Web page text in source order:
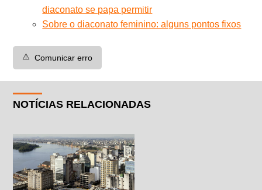
diaconato se papa permitir
Sobre o diaconato feminino: alguns pontos fixos
⚠️ Comunicar erro
NOTÍCIAS RELACIONADAS